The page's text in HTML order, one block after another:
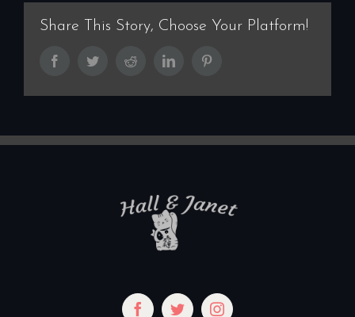
Share This Story, Choose Your Platform!
FacebookTwitterReddit LinkedIn